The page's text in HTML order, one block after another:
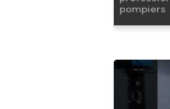
pompiers